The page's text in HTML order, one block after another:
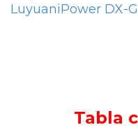
LuyuaniPower DX-
Tabla